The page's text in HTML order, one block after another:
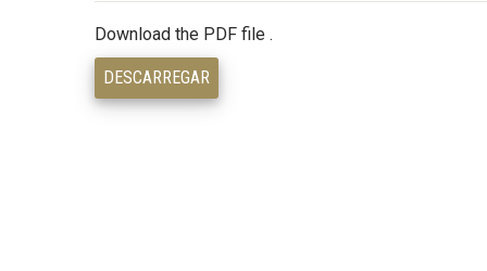
Download the PDF file .
DESCARREGAR